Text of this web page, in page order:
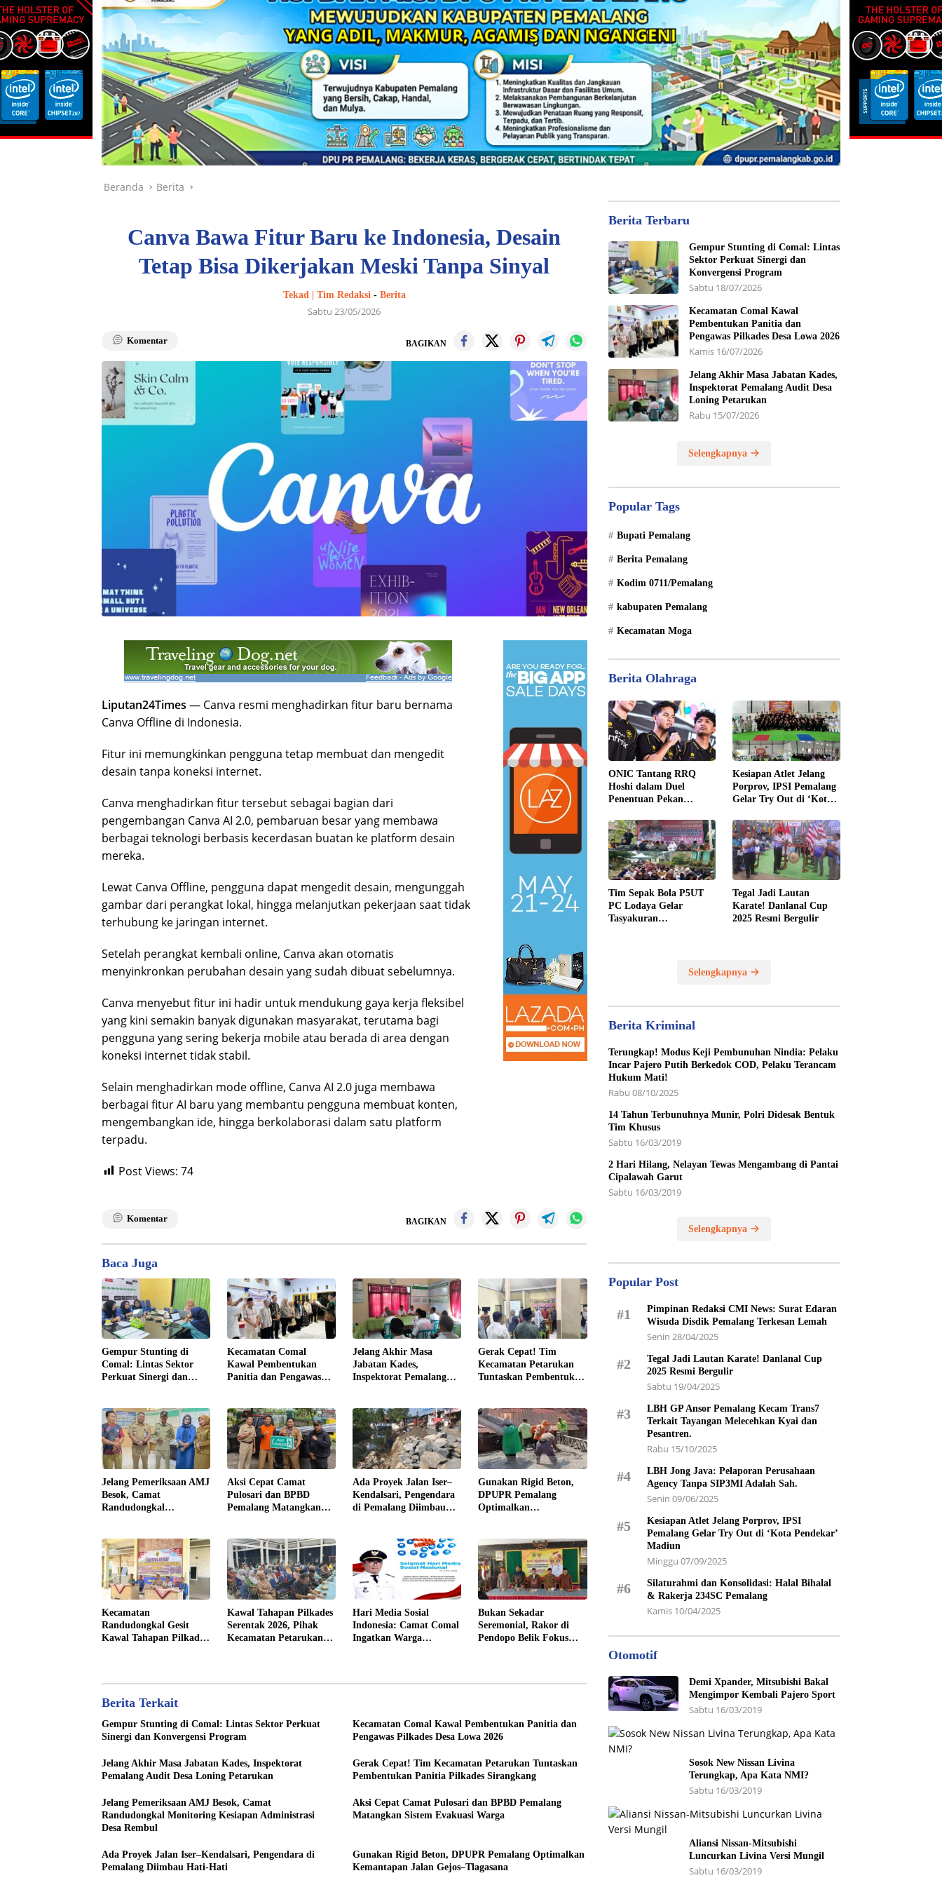
Beranda Berita
Canva Bawa Fitur Baru ke Indonesia, Desain
Tetap Bisa Dikerjakan Meski Tanpa Sinyal
Tekad | Tim Redaksi - Berita
Sabtu 23/05/2026
Komentar BAGIKAN
Liputan24Times — Canva resmi menghadirkan fitur baru bernama
Canva Offline di Indonesia.
Fitur ini memungkinkan pengguna tetap membuat dan mengedit
desain tanpa koneksi internet.
Canva menghadirkan fitur tersebut sebagai bagian dari
pengembangan Canva AI 2.0, pembaruan besar yang membawa
berbagai teknologi berbasis kecerdasan buatan ke platform desain
mereka.
Lewat Canva Offline, pengguna dapat mengedit desain, mengunggah
gambar dari perangkat lokal, hingga melanjutkan pekerjaan saat tidak
terhubung ke jaringan internet.
Setelah perangkat kembali online, Canva akan otomatis
menyinkronkan perubahan desain yang sudah dibuat sebelumnya.
Canva menyebut fitur ini hadir untuk mendukung gaya kerja fleksibel
yang kini semakin banyak digunakan masyarakat, terutama bagi
pengguna yang sering bekerja mobile atau berada di area dengan
koneksi internet tidak stabil.
Selain menghadirkan mode offline, Canva AI 2.0 juga membawa
berbagai fitur AI baru yang membantu pengguna membuat konten,
mengembangkan ide, hingga berkolaborasi dalam satu platform
terpadu.
Post Views: 74
Komentar BAGIKAN
Baca Juga
Gempur Stunting di
Comal: Lintas Sektor
Perkuat Sinergi dan
Kecamatan Comal
Kawal Pembentukan
Panitia dan Pengawas
Jelang Akhir Masa
Jabatan Kades,
Inspektorat Pemalang
Gerak Cepat! Tim
Kecamatan Petarukan
Tuntaskan Pembentukan
Jelang Pemeriksaan AMJ
Besok, Camat
Randudongkal
Rembul
Aksi Cepat Camat
Pulosari dan BPBD
Pemalang Matangkan
Ada Proyek Jalan Iser–
Kendalsari, Pengendara
di Pemalang Diimbau
Gunakan Rigid Beton,
DPUPR Pemalang
Optimalkan
Kecamatan
Randudongkal Gesit
Kawal Tahapan Pilkades
Kawal Tahapan Pilkades
Serentak 2026, Pihak
Kecamatan Petarukan
Hari Media Sosial
Indonesia: Camat Comal
Ingatkan Warga
Bukan Sekadar
Seremonial, Rakor di
Pendopo Belik Fokus
Berita Terkait
Gempur Stunting di Comal: Lintas Sektor Perkuat
Sinergi dan Konvergensi Program
Kecamatan Comal Kawal Pembentukan Panitia dan
Pengawas Pilkades Desa Lowa 2026
Jelang Akhir Masa Jabatan Kades, Inspektorat
Pemalang Audit Desa Loning Petarukan
Gerak Cepat! Tim Kecamatan Petarukan Tuntaskan
Pembentukan Panitia Pilkades Sirangkang
Jelang Pemeriksaan AMJ Besok, Camat
Randudongkal Monitoring Kesiapan Administrasi
Desa Rembul
Aksi Cepat Camat Pulosari dan BPBD Pemalang
Matangkan Sistem Evakuasi Warga
Ada Proyek Jalan Iser–Kendalsari, Pengendara di
Pemalang Diimbau Hati-Hati
Gunakan Rigid Beton, DPUPR Pemalang Optimalkan
Kemantapan Jalan Gejos–Tlagasana
Berita Terbaru
Gempur Stunting di Comal: Lintas
Sektor Perkuat Sinergi dan
Konvergensi Program
Sabtu 18/07/2026
Kecamatan Comal Kawal
Pembentukan Panitia dan
Pengawas Pilkades Desa Lowa 2026
Kamis 16/07/2026
Jelang Akhir Masa Jabatan Kades,
Inspektorat Pemalang Audit Desa
Loning Petarukan
Rabu 15/07/2026
Selengkapnya
Popular Tags
Bupati Pemalang
Berita Pemalang
Kodim 0711/Pemalang
kabupaten Pemalang
Kecamatan Moga
Berita Olahraga
ONIC Tantang RRQ
Hoshi dalam Duel
Penentuan Pekan
17
Kesiapan Atlet Jelang
Porprov, IPSI Pemalang
Gelar Try Out di ‘Kota
Tim Sepak Bola P5UT
PC Lodaya Gelar
Tasyakuran
Tegal Jadi Lautan
Karate! Danlanal Cup
2025 Resmi Bergulir
Selengkapnya
Berita Kriminal
Terungkap! Modus Keji Pembunuhan Nindia: Pelaku
Incar Pajero Putih Berkedok COD, Pelaku Terancam
Hukum Mati!
Rabu 08/10/2025
14 Tahun Terbunuhnya Munir, Polri Didesak Bentuk
Tim Khusus
Sabtu 16/03/2019
2 Hari Hilang, Nelayan Tewas Mengambang di Pantai
Cipalawah Garut
Sabtu 16/03/2019
Selengkapnya
Popular Post
#1
Pimpinan Redaksi CMI News: Surat Edaran
Wisuda Disdik Pemalang Terkesan Lemah
Senin 28/04/2025
#2
Tegal Jadi Lautan Karate! Danlanal Cup
2025 Resmi Bergulir
Sabtu 19/04/2025
#3
LBH GP Ansor Pemalang Kecam Trans7
Terkait Tayangan Melecehkan Kyai dan
Pesantren.
Rabu 15/10/2025
#4
LBH Jong Java: Pelaporan Perusahaan
Agency Tanpa SIP3MI Adalah Sah.
Senin 09/06/2025
#5
Kesiapan Atlet Jelang Porprov, IPSI
Pemalang Gelar Try Out di ‘Kota Pendekar’
Madiun
Minggu 07/09/2025
#6
Silaturahmi dan Konsolidasi: Halal Bihalal
& Rakerja 234SC Pemalang
Kamis 10/04/2025
Otomotif
Demi Xpander, Mitsubishi Bakal
Mengimpor Kembali Pajero Sport
Sabtu 16/03/2019
Sosok New Nissan Livina
Terungkap, Apa Kata NMI?
Sabtu 16/03/2019
Aliansi Nissan-Mitsubishi
Luncurkan Livina Versi Mungil
Sabtu 16/03/2019